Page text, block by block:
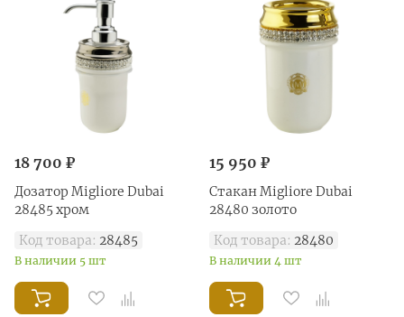
18 700 ₽
Дозатор Migliore Dubai
28485 хром
Код товара: 28485
В наличии 5 шт
15 950 ₽
Стакан Migliore Dubai
28480 золото
Код товара: 28480
В наличии 4 шт